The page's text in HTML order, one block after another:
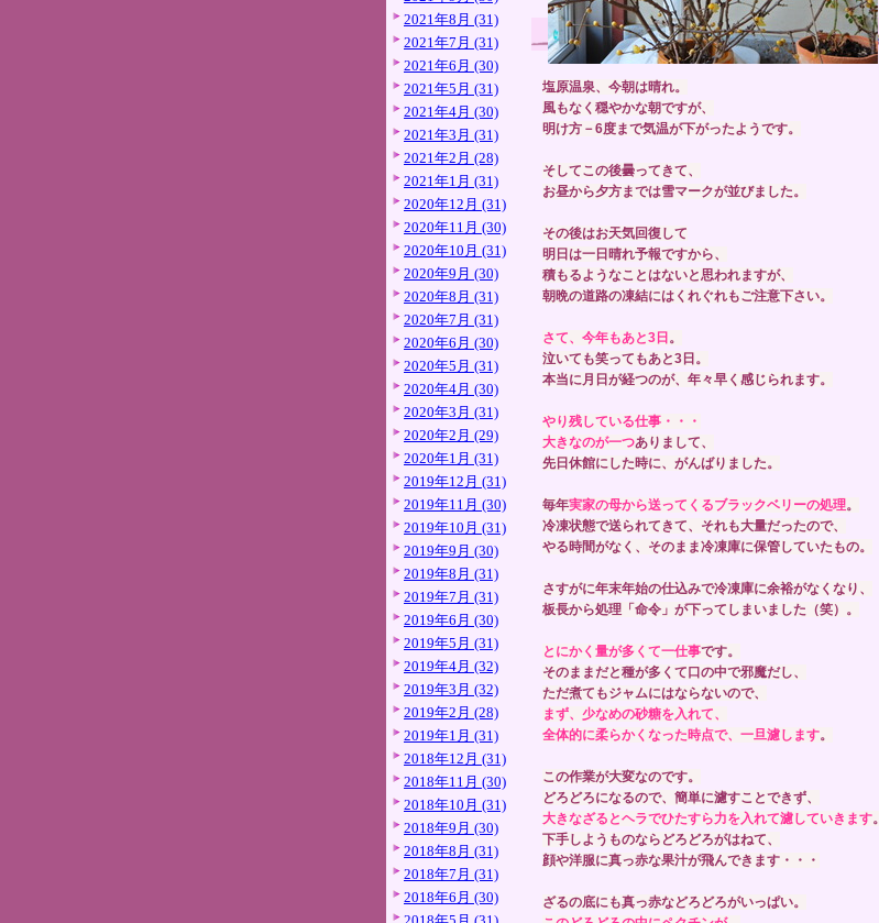
2021年8月 (31)
2021年7月 (31)
2021年6月 (30)
2021年5月 (31)
2021年4月 (30)
2021年3月 (31)
2021年2月 (28)
2021年1月 (31)
2020年12月 (31)
2020年11月 (30)
2020年10月 (31)
2020年9月 (30)
2020年8月 (31)
2020年7月 (31)
2020年6月 (30)
2020年5月 (31)
2020年4月 (30)
2020年3月 (31)
2020年2月 (29)
2020年1月 (31)
2019年12月 (31)
2019年11月 (30)
2019年10月 (31)
2019年9月 (30)
2019年8月 (31)
2019年7月 (31)
2019年6月 (30)
2019年5月 (31)
2019年4月 (32)
2019年3月 (32)
2019年2月 (28)
2019年1月 (31)
2018年12月 (31)
2018年11月 (30)
2018年10月 (31)
2018年9月 (30)
2018年8月 (31)
2018年7月 (31)
2018年6月 (30)
塩原温泉、今朝は晴れ。
風もなく穏やかな朝ですが、
明け方－6度まで気温が下がったようです。
そしてこの後曇ってきて、
お昼から夕方までは雪マークが並びました。
その後はお天気回復して
明日は一日晴れ予報ですから、
積もるようなことはないと思われますが、
朝晩の道路の凍結にはくれぐれもご注意下さい。
さて、今年もあと3日 。
泣いても笑ってもあと3日。
本当に月日が経つのが、年々早く感じられます。
やり残している仕事・・・
大きなのが一つありまして、
先日休館にした時に、がんばりました。
毎年実家の母から送ってくるブラックベリーの処理。
冷凍状態で送られてきて、それも大量だったので、
やる時間がなく、そのまま冷凍庫に保管していたもの。
さすがに年末年始の仕込みで冷凍庫に余裕がなくなり、
板長から処理「命令」が下ってしまいました（笑）。
とにかく量が多くて一仕事です。
そのままだと種が多くて口の中で邪魔だし、
ただ煮てもジャムにはならないので、
まず、少なめの砂糖を入れて、
全体的に柔らかくなった時点で、一旦濾します。
この作業が大変なのです。
どろどろになるので、簡単に濾すことできず、
大きなざるとヘラでひたすら力を入れて濾していきます。
下手しようものならどろどろがはねて、
顔や洋服に真っ赤な果汁が飛んできます・・・
ざるの底にも真っ赤などろどろがいっぱい。